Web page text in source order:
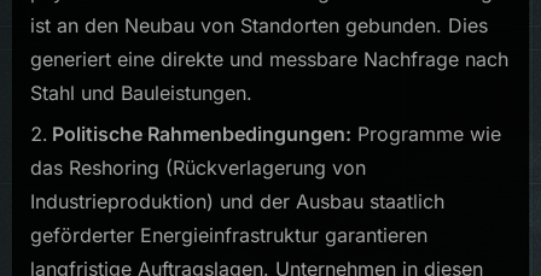
ist an den Neubau von Standorten gebunden. Dies
generiert eine direkte und messbare Nachfrage nach
Stahl und Bauleistungen.
Politische Rahmenbedingungen: Programme wie
das Reshoring (Rückverlagerung von
Industrieproduktion) und der Ausbau staatlich
geförderter Energieinfrastruktur garantieren
langfristige Auftragslagen. Unternehmen in diesen